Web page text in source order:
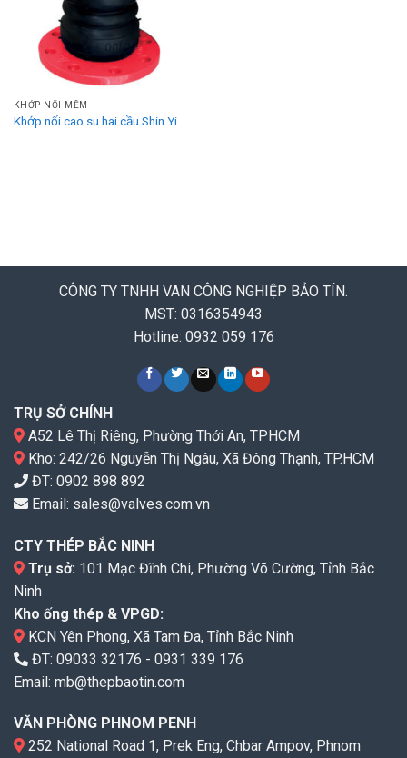
KHỚP NỐI MỀM
Khớp nối cao su hai cầu Shin Yi
CÔNG TY TNHH VAN CÔNG NGHIỆP BẢO TÍN.
MST: 0316354943
Hotline: 0932 059 176
TRỤ SỞ CHÍNH
A52 Lê Thị Riêng, Phường Thới An, TPHCM
Kho: 242/26 Nguyễn Thị Ngâu, Xã Đông Thạnh, TP.HCM
ĐT: 0902 898 892
Email: sales@valves.com.vn
CTY THÉP BẮC NINH
Trụ sở: 101 Mạc Đĩnh Chi, Phường Võ Cường, Tỉnh Bắc
Ninh
Kho ống thép & VPGD:
KCN Yên Phong, Xã Tam Đa, Tỉnh Bắc Ninh
ĐT: 09033 32176 - 0931 339 176
Email: mb@thepbaotin.com
VĂN PHÒNG PHNOM PENH
252 National Road 1, Prek Eng, Chbar Ampov, Phnom